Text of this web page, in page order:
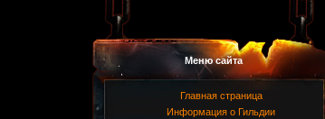
Меню сайта
Главная страница
Информация о Гильдии